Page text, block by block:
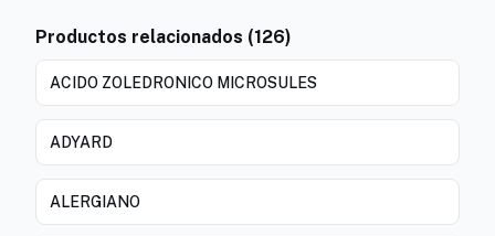
Productos relacionados (126)
ACIDO ZOLEDRONICO MICROSULES
ADYARD
ALERGIANO